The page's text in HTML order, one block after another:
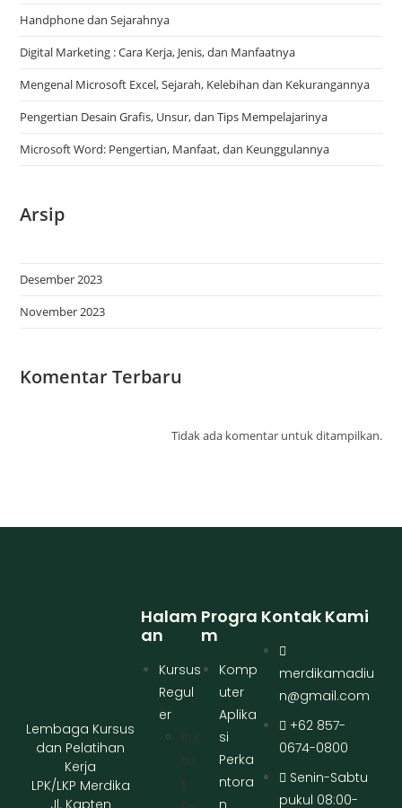
Handphone dan Sejarahnya
Digital Marketing : Cara Kerja, Jenis, dan Manfaatnya
Mengenal Microsoft Excel, Sejarah, Kelebihan dan Kekurangannya
Pengertian Desain Grafis, Unsur, dan Tips Mempelajarinya
Microsoft Word: Pengertian, Manfaat, dan Keunggulannya
Arsip
Desember 2023
November 2023
Komentar Terbaru
Tidak ada komentar untuk ditampilkan.
Lembaga Kursus
dan Pelatihan
Kerja
LPK/LKP Merdika
Progra
M
Komp
uter
Aplika
si
Perka
ntora
Halam
An
Kursus
Regul
er
Kur
Su
S
Kontak Kami
merdikamadiu
n@gmail.com
+62 857-
0674-0800
Senin-Sabtu
pukul 08:00-